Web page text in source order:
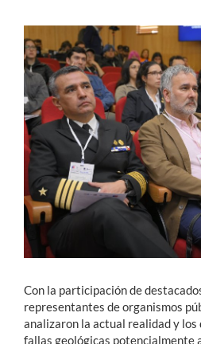
Formación Continua
Estudiantes
Académicos
Funcionarios
Alumni
Con la participación de
representantes de organismos
analizaron la actual realidad y los
fallas geológicas potencialmente